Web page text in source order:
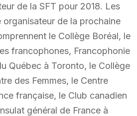
de la SFT pour 2018. Les
organisateur de la prochaine
le Collège Boréal, le
francophones, Francophonie
Québec à Toronto, le Collège
des Femmes, le Centre
française, le Club canadien
général de France à